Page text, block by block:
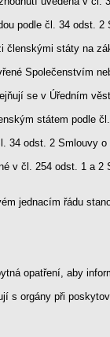
podle čl. 34 odst. 2
členskými státy na
Společenstvím
se v Úředním
státem podle
34 odst. 2 Smlouvy o
v čl. 254 odst. 1 a
jednacím řádu
opatření, aby
s orgány při